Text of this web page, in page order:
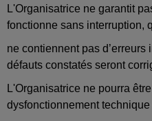
L'Organisatrice ne garantit
fonctionne sans interruption,
ne contiennent pas
défauts constatés seront
L'Organisatrice ne pourra
dysfonctionnement technique